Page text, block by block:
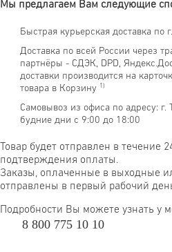
Мы предлагаем Вам следующие
Быстрая курьерская доставка по
Доставка по всей России через
партнёры - СДЭК, DPD,
доставки производится на
товара в Корзину 1)
Самовывоз из офиса по адресу: г.
будние дни с 9:00 до 18:00
Товар будет отправлен в течение
подтверждения оплаты.
Заказы, оплаченные в выходные
отправлены в первый рабочий
Подробности Вы можете узнать у
8 800 775 10 10